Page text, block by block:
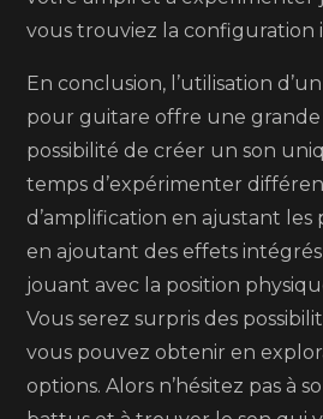
vous trouviez la configuration
En conclusion, l’utilisation
pour guitare offre une
possibilité de créer un son
temps d’expérimenter
d’amplification en ajustant les
en ajoutant des effets
jouant avec la position
Vous serez surpris des
vous pouvez obtenir en
options. Alors n’hésitez pas à